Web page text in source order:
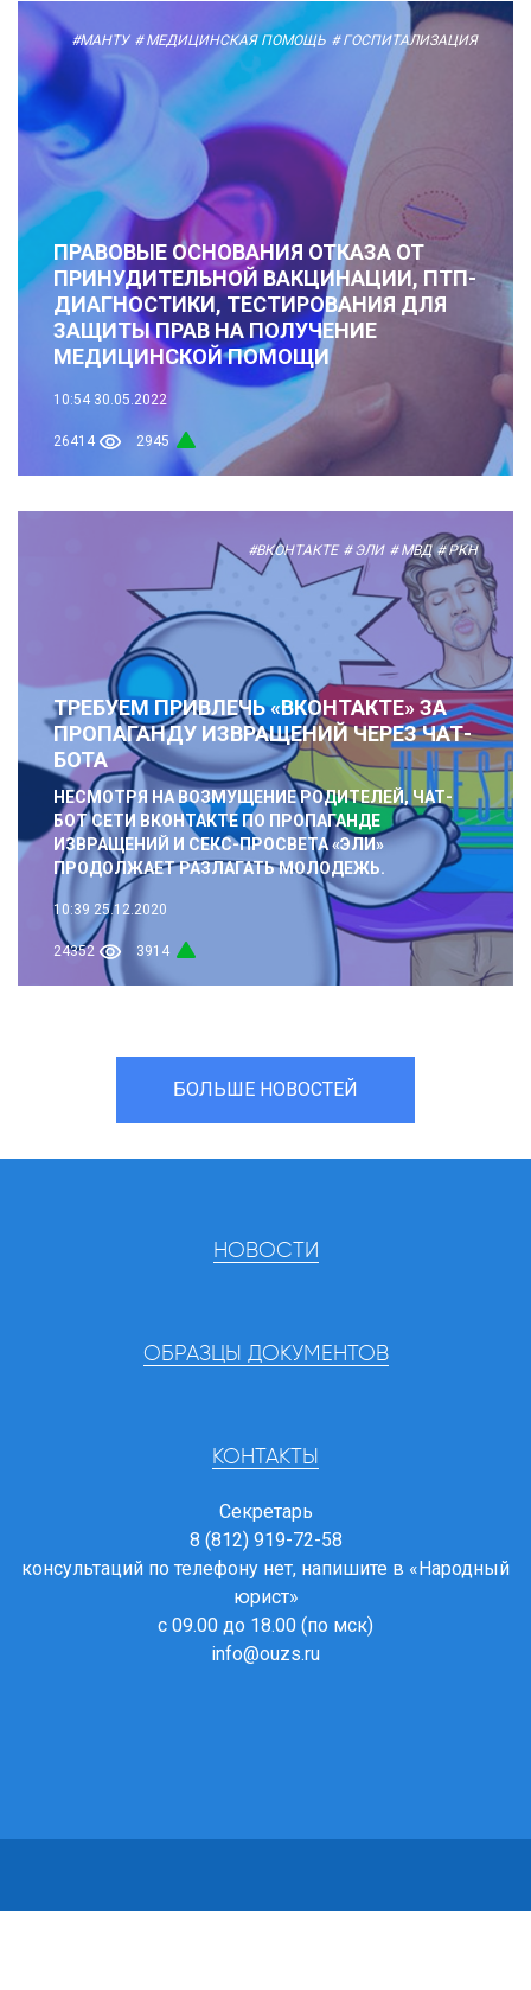
#МАНТУ # МЕДИЦИНСКАЯ ПОМОЩЬ # ГОСПИТАЛИЗАЦИЯ
ПРАВОВЫЕ ОСНОВАНИЯ ОТКАЗА ОТ
ПРИНУДИТЕЛЬНОЙ ВАКЦИНАЦИИ, ПТП-
ДИАГНОСТИКИ, ТЕСТИРОВАНИЯ ДЛЯ
ЗАЩИТЫ ПРАВ НА ПОЛУЧЕНИЕ
МЕДИЦИНСКОЙ ПОМОЩИ
10:54 30.05.2022
26414 2945
#ВКОНТАКТЕ # ЭЛИ # МВД # РКН
ТРЕБУЕМ ПРИВЛЕЧЬ «ВКОНТАКТЕ» ЗА
ПРОПАГАНДУ ИЗВРАЩЕНИЙ ЧЕРЕЗ ЧАТ-
БОТА
НЕСМОТРЯ НА ВОЗМУЩЕНИЕ РОДИТЕЛЕЙ, ЧАТ-
БОТ СЕТИ ВКОНТАКТЕ ПО ПРОПАГАНДЕ
ИЗВРАЩЕНИЙ И СЕКС-ПРОСВЕТА «ЭЛИ»
ПРОДОЛЖАЕТ РАЗЛАГАТЬ МОЛОДЕЖЬ.
10:39 25.12.2020
24352 3914
БОЛЬШЕ НОВОСТЕЙ
НОВОСТИ
ОБРАЗЦЫ ДОКУМЕНТОВ
КОНТАКТЫ
Секретарь
8 (812) 919-72-58
консультаций по телефону нет, напишите в «Народный
юрист»
с 09.00 до 18.00 (по мск)
info@ouzs.ru